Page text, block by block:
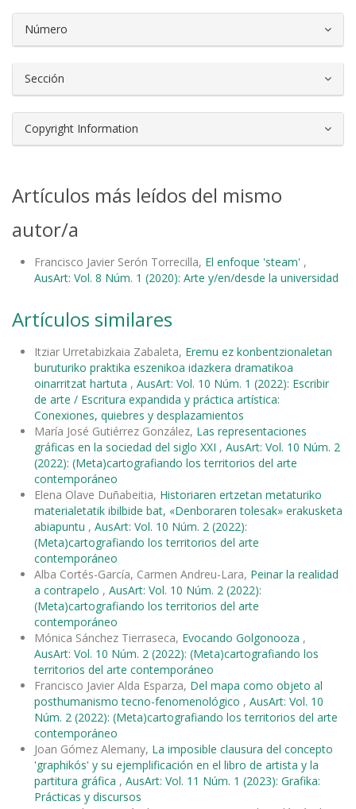
Número
Sección
Copyright Information
Artículos más leídos del mismo
autor/a
Francisco Javier Serón Torrecilla, El enfoque 'steam' ,
AusArt: Vol. 8 Núm. 1 (2020): Arte y/en/desde la universidad
Artículos similares
Itziar Urretabizkaia Zabaleta, Eremu ez konbentzionaletan
buruturiko praktika eszenikoa idazkera dramatikoa
oinarritzat hartuta , AusArt: Vol. 10 Núm. 1 (2022): Escribir
de arte / Escritura expandida y práctica artística:
Conexiones, quiebres y desplazamientos
María José Gutiérrez González, Las representaciones
gráficas en la sociedad del siglo XXI , AusArt: Vol. 10 Núm. 2
(2022): (Meta)cartografiando los territorios del arte
contemporáneo
Elena Olave Duñabeitia, Historiaren ertzetan metaturiko
materialetatik ibilbide bat, «Denboraren tolesak» erakusketa
abiapuntu , AusArt: Vol. 10 Núm. 2 (2022):
(Meta)cartografiando los territorios del arte
contemporáneo
Alba Cortés-García, Carmen Andreu-Lara, Peinar la realidad
a contrapelo , AusArt: Vol. 10 Núm. 2 (2022):
(Meta)cartografiando los territorios del arte
contemporáneo
Mónica Sánchez Tierraseca, Evocando Golgonooza ,
AusArt: Vol. 10 Núm. 2 (2022): (Meta)cartografiando los
territorios del arte contemporáneo
Francisco Javier Alda Esparza, Del mapa como objeto al
posthumanismo tecno-fenomenológico , AusArt: Vol. 10
Núm. 2 (2022): (Meta)cartografiando los territorios del arte
contemporáneo
Joan Gómez Alemany, La imposible clausura del concepto
'graphikós' y su ejemplificación en el libro de artista y la
partitura gráfica , AusArt: Vol. 11 Núm. 1 (2023): Grafika:
Prácticas y discursos